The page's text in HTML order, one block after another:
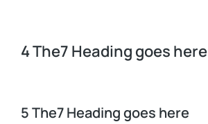
4 The7 Heading goes here
5 The7 Heading goes here